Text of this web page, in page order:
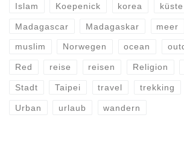
Islam Koepenick korea küste
Madagascar Madagaskar meer
muslim Norwegen ocean
Red reise reisen Religion
Stadt Taipei travel trekking
Urban urlaub wandern